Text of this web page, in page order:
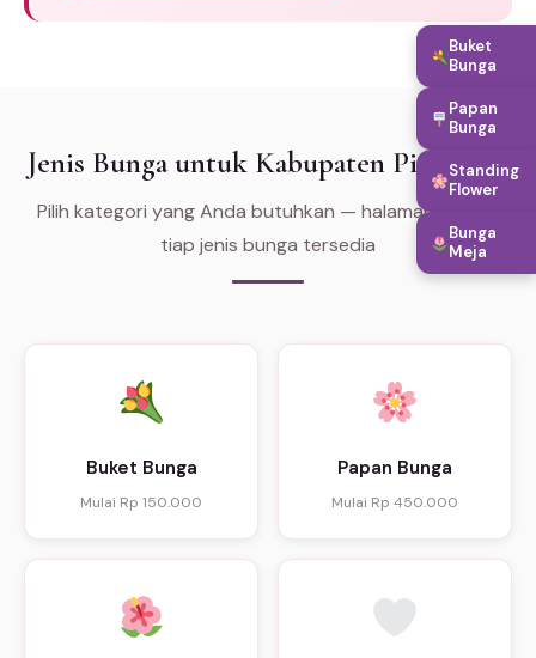
Jenis Bunga untuk Kabupaten Pidie Jaya
Pilih kategori yang Anda butuhkan — halaman khusus
tiap jenis bunga tersedia
Buket Bunga
Mulai Rp 150.000
Papan Bunga
Mulai Rp 450.000
Buket
Bunga
Papan
Bunga
Standing
Flower
Bunga
Meja